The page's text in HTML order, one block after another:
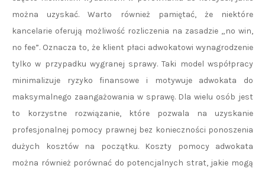
można uzyskać. Warto również pamiętać, że niektóre
kancelarie oferują możliwość rozliczenia na zasadzie „no win,
no fee”. Oznacza to, że klient płaci adwokatowi wynagrodzenie
tylko w przypadku wygranej sprawy. Taki model współpracy
minimalizuje ryzyko finansowe i motywuje adwokata do
maksymalnego zaangażowania w sprawę. Dla wielu osób jest
to korzystne rozwiązanie, które pozwala na uzyskanie
profesjonalnej pomocy prawnej bez konieczności ponoszenia
dużych kosztów na początku. Koszty pomocy adwokata
można również porównać do potencjalnych strat, jakie mogą